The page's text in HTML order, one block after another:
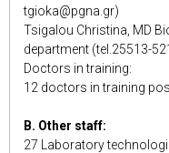
tgioka@pgna.gr)
Tsigalou Christina, MD
department (tel.25513-
Doctors in training:
12 doctors in training
B. Other staff:
27 Laboratory